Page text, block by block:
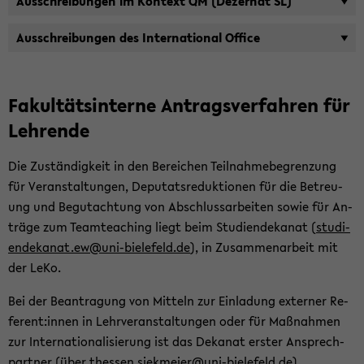
Aus­schrei­bun­gen des In­ter­na­tio­nal Of­fice
Fa­kul­täts­in­ter­ne An­trags­ver­fah­ren für
Leh­ren­de
Die Zu­stän­dig­keit in den Be­rei­chen Teil­nah­me­be­gren­zung
für Ver­an­stal­tun­gen, De­pu­tats­re­duk­tio­nen für die Be­treu­
ung und Be­gut­ach­tung von Ab­schluss­ar­bei­ten sowie für An­
trä­ge zum Team­tea­ching liegt beim Stu­di­en­de­ka­nat (stu­di­
en­de­ka­nat.ew@uni-​bielefeld.de), in Zu­sam­men­ar­beit mit
der LeKo.
Bei der Be­an­tra­gung von Mit­teln zur Ein­la­dung ex­ter­ner Re­
fe­rent:innen in Lehr­ver­an­stal­tun­gen oder für Maß­nah­men
zur In­ter­na­tio­na­li­sie­rung ist das De­ka­nat ers­ter An­sprech­